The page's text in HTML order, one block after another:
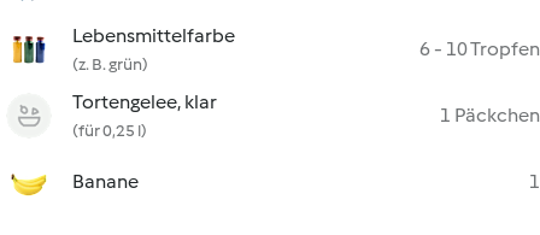
Lebensmittelfarbe
(z. B. grün)
6 - 10 Tropfen
Tortengelee, klar
(für 0,25 l)
1 Päckchen
Banane 1